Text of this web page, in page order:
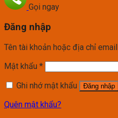
Gọi ngay
Đăng nhập
Tên tài khoản hoặc địa chỉ email
Mật khẩu *
Ghi nhớ mật khẩu
Đăng nhập
Quên mật khẩu?